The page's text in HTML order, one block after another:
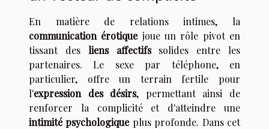
En matière de relations intimes, la
communication érotiquejoue un rôle pivot en
tissant des liens affectifssolides entre les
partenaires. Le sexe par téléphone, en
particulier, offre un terrain fertile pour
l'expression des désirs, permettant ainsi de
renforcer la complicité et d'atteindre une
intimité psychologiqueplus profonde. Dans cet